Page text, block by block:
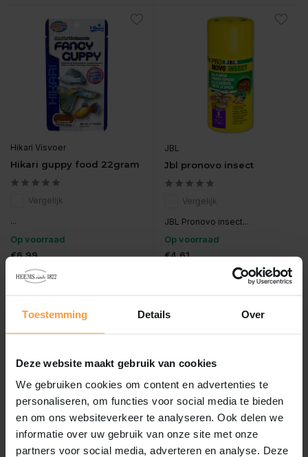
Toestemming Details Over
Deze website maakt gebruik van cookies
We gebruiken cookies om content en advertenties te
personaliseren, om functies voor social media te bieden
en om ons websiteverkeer te analyseren. Ook delen we
informatie over uw gebruik van onze site met onze
partners voor social media, adverteren en analyse. Deze
Hikari Visvoer
Hikari guppy food 22gram
Vergelijk
...
Op voorraad
€6,99
Incl. btw
JBL
Jbl pronovo insect
Vergelijk
JBL Pronovo insect...
Op voorraad
€4,61